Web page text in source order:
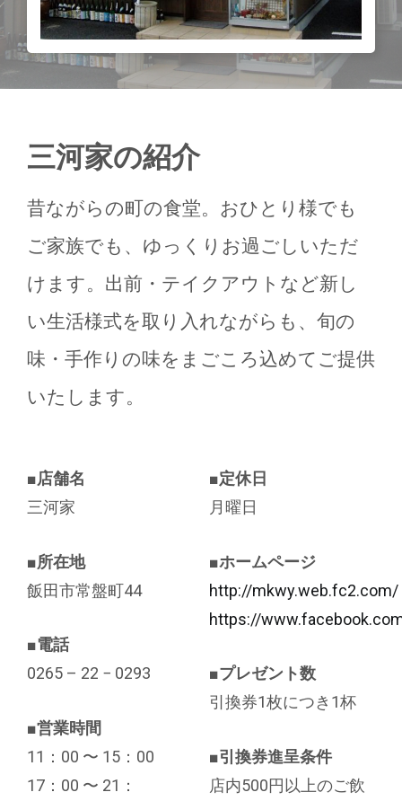
三河家の紹介
昔ながらの町の食堂。おひとり様でも
ご家族でも、ゆっくりお過ごしいただ
けます。出前・テイクアウトなど新し
い生活様式を取り入れながらも、旬の
味・手作りの味をまごころ込めてご提供
いたします。
■店舗名
三河家
■所在地
飯田市常盤町44
■電話
0265 – 22 − 0293
■営業時間
11：00 〜 15：00
17：00 〜 21：
■定休日
月曜日
■ホームページ
http://mkwy.web.fc2.com/
https://
■プレゼント数
引換券1枚につき1杯
■引換券進呈条件
店内500円以上のご飲